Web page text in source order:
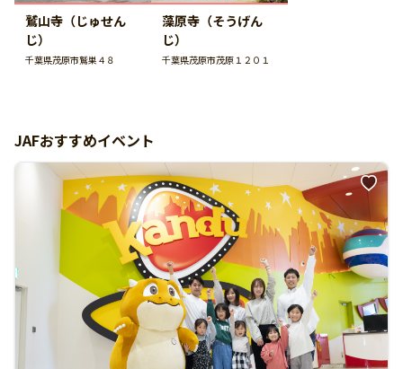
鷲山寺（じゅせん
じ）
千葉県茂原市鷲巣４８
藻原寺（そうげん
じ）
千葉県茂原市茂原１２０１
JAFおすすめイベント